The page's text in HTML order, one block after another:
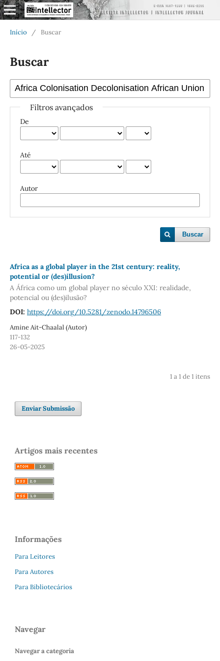
Início / Buscar
Buscar
Filtros avançados
De
Até
Autor
Buscar
Africa as a global player in the 21st century: reality,
potential or (des)illusion?
A África como um global player no século XXI: realidade,
potencial ou (des)ilusão?
DOI: https://doi.org/10.5281/zenodo.14796506
Amine Ait-Chaalal (Autor)
117-132
26-05-2025
1 a 1 de 1 itens
Enviar Submissão
Artigos mais recentes
Informações
Para Leitores
Para Autores
Para Bibliotecários
Navegar
Navegar a categoria